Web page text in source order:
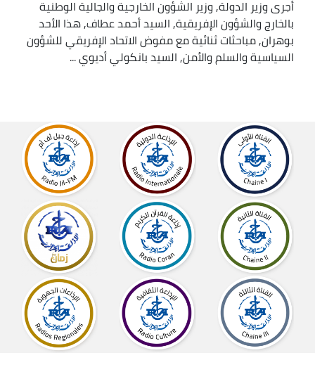
أجرى وزير الدولة, وزير الشؤون الخارجية والجالية الوطنية
بالخارج والشؤون الإفريقية, السيد أحمد عطاف, هذا الأحد
بوهران, مباحثات ثنائية مع مفوض الاتحاد الإفريقي للشؤون
السياسية والسلم والأمن, السيد بانكولي أديوي ...